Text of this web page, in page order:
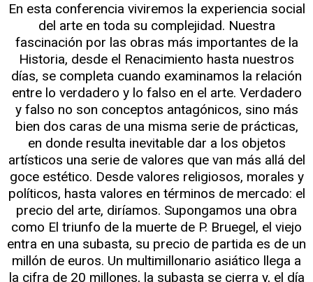
En esta conferencia viviremos la experiencia social
del arte en toda su complejidad. Nuestra
fascinación por las obras más importantes de la
Historia, desde el Renacimiento hasta nuestros
días, se completa cuando examinamos la relación
entre lo verdadero y lo falso en el arte. Verdadero
y falso no son conceptos antagónicos, sino más
bien dos caras de una misma serie de prácticas,
en donde resulta inevitable dar a los objetos
artísticos una serie de valores que van más allá del
goce estético. Desde valores religiosos, morales y
políticos, hasta valores en términos de mercado: el
precio del arte, diríamos. Supongamos una obra
como El triunfo de la muerte de P. Bruegel, el viejo
entra en una subasta, su precio de partida es de un
millón de euros. Un multimillonario asiático llega a
la cifra de 20 millones, la subasta se cierra y, el día